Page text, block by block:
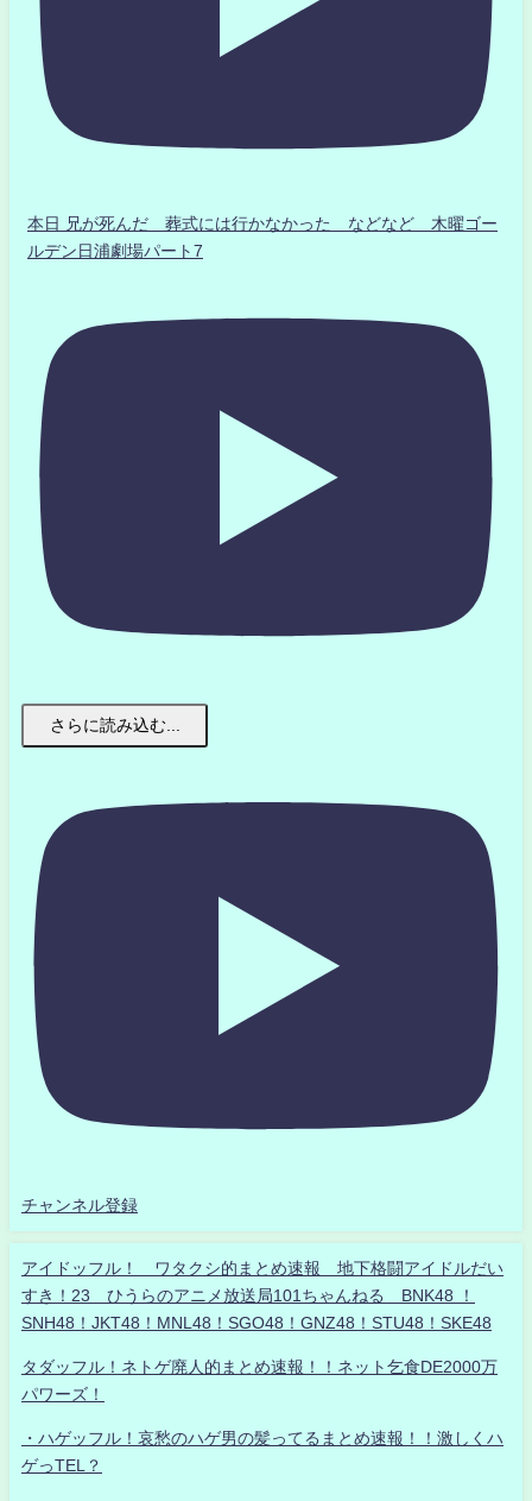
本日 兄が死んだ 葬式には行かなかった などなど 木曜ゴー
ルデン日浦劇場パート7
さらに読み込む...
チャンネル登録
アイドッフル！ ワタクシ的まとめ速報 地下格闘アイドルだい
すき！23 ひうらのアニメ放送局101ちゃんねる BNK48 ！
SNH48！JKT48！MNL48！SGO48！GNZ48！STU48！SKE48
タダッフル！ネトゲ廃人的まとめ速報！！ネット乞食DE2000万
パワーズ！
・ハゲッフル！哀愁のハゲ男の髪ってるまとめ速報！！激しくハ
ゲっTEL？